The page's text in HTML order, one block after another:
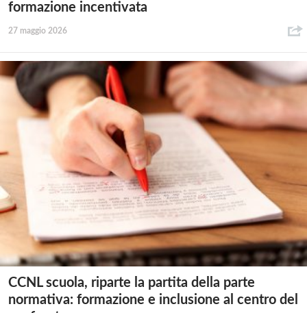
formazione incentivata
27 maggio 2026
CCNL scuola, riparte la partita della parte
normativa: formazione e inclusione al centro del